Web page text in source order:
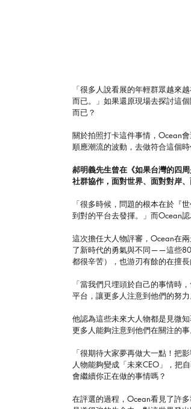
「很多人說看展的年輕群眾越來
而已。」如果還原現場去探討這
而已？
關於拍照打卡這件事情，Ocean
順應潮流的波動，去做符合這個時
郝明義先生曾在《如果台灣的四
社群協作，面對世界、面對對岸
「很多時候，問題的根本在於『
到對的平台去發揮。」而Ocean
這次擔任大人物評審，Ocean在
了新時代的勇氣與不同——這些80
都很辛苦），也游刃有餘的在擅
「當我們只埋頭於自己的事情時
平台，讓更多人注意到他們的努力
他認為這些未來大人物都是見微
更多人能夠注意到他們在關注的事
「很期待大家夢再做大一點！把
人物能夠變成「未來CEO」，把
會繼續你正在做的事情嗎？
在評選的過程，Ocean看見了許